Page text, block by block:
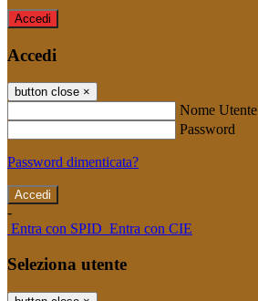
Accedi
Accedi
button close ×
Nome Utente
Password
Password dimenticata?
-
Entra con SPID Entra con CIE
Seleziona utente